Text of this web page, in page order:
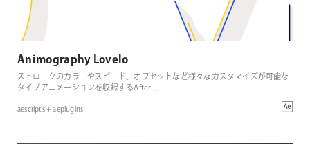
Animography Lovelo
ストロークのカラーやスピード、オフセットなど様々なカスタマイズが可能な
タイプアニメーションを収録するAfter…
aescripts + aeplugins